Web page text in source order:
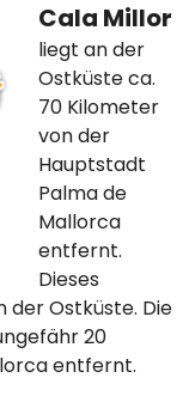
Cala Millor
liegt an der
Ostküste ca.
70 Kilometer
von der
Hauptstadt
Palma de
Mallorca
entfernt.
Dieses
der Ostküste. Die
20
entfernt.